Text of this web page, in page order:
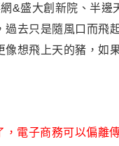
&盛大創新院、半
過去只是隨風口而飛
像想飛上天的豬，如
，電子商務可以偏離